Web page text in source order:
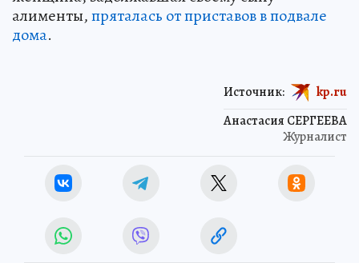
алименты,пряталась от приставов в подвале
дома.
Анастасия СЕРГЕЕВА
Журналист
Источник: kp.ru